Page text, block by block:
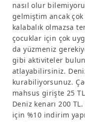
nasıl olur
gelmiştim ancak
kalabalık olmazsa
çocuklar için çok
da yüzmeniz
gibi aktiviteler
atlayabilirsiniz.
kurabiliyorsunuz.
mahsus girişte 25
Deniz kenarı 200
için %10 indirim